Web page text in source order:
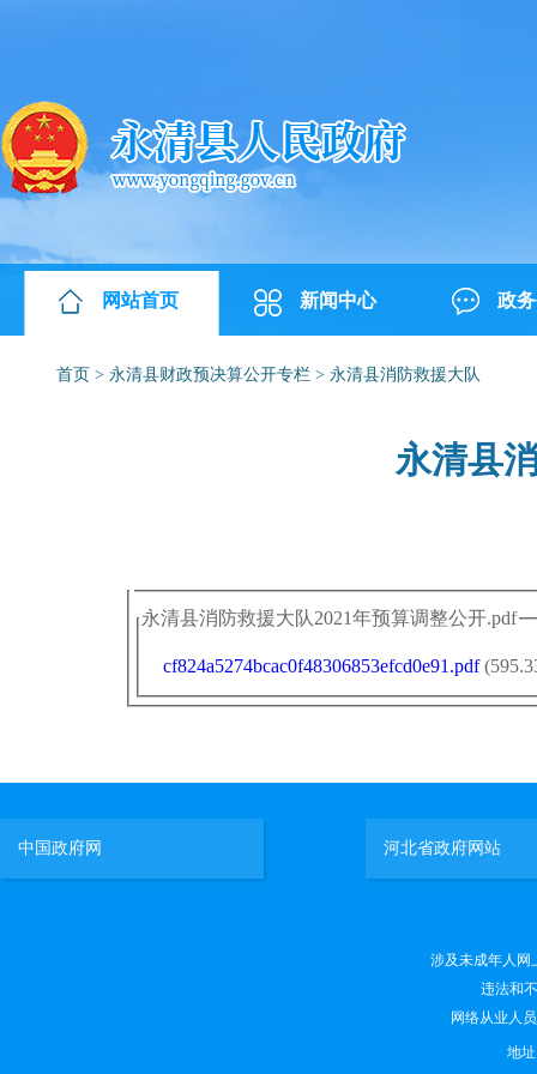
网站首页 新闻中心 政
首页 > 永清县财政预决算公开专栏 > 永清县消防救援大队
永清县
永清县消防救援大队2021年预算调整公开.pdf
cf824a5274bcac0f48306853efcd0e91.pdf
中国政府网 河北省政府网站
涉及未成年人网
违法和
网络从业人
地